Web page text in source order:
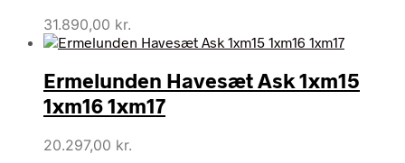
31.890,00 kr.
Ermelunden Havesæt Ask 1xm15
1xm16 1xm17
20.297,00 kr.